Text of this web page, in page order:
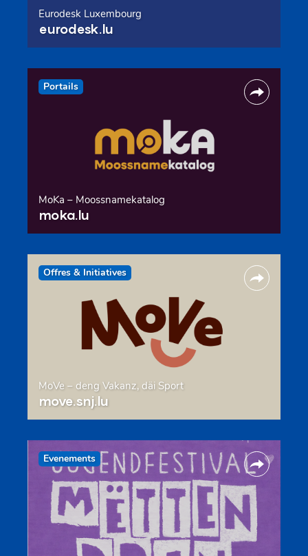
Eurodesk Luxembourg
eurodesk.lu
Portails
MoKa – Moossnamekatalog
moka.lu
Offres & Initiatives
MoVe – deng Vakanz, däi Sport
move.snj.lu
Evenements